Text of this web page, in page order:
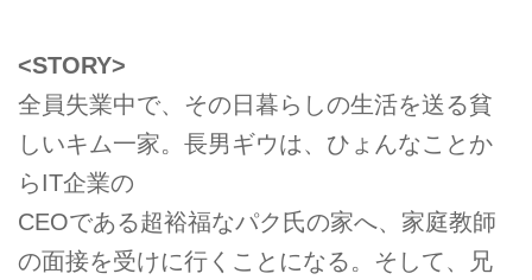
<STORY>
全員失業中で、その日暮らしの生活を送る貧
しいキム一家。長男ギウは、ひょんなことか
らIT企業の
CEOである超裕福なパク氏の家へ、家庭教師
の面接を受けに行くことになる。そして、兄